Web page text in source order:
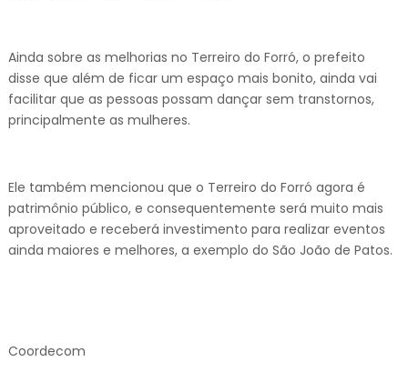
Ainda sobre as melhorias no Terreiro do Forró, o prefeito
disse que além de ficar um espaço mais bonito, ainda vai
facilitar que as pessoas possam dançar sem transtornos,
principalmente as mulheres.
Ele também mencionou que o Terreiro do Forró agora é
patrimônio público, e consequentemente será muito mais
aproveitado e receberá investimento para realizar eventos
ainda maiores e melhores, a exemplo do São João de Patos.
Coordecom